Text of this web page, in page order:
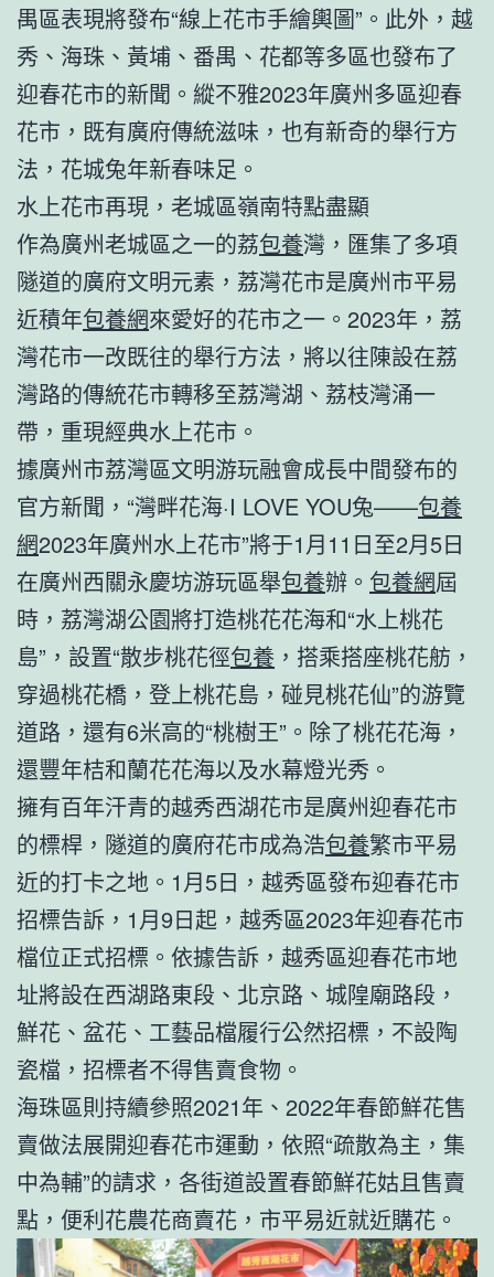
禺區表現將發布“線上花市手繪輿圖”。此外，越
秀、海珠、黃埔、番禺、花都等多區也發布了
迎春花市的新聞。縱不雅2023年廣州多區迎春
花市，既有廣府傳統滋味，也有新奇的舉行方
法，花城兔年新春味足。
水上花市再現，老城區嶺南特點盡顯
作為廣州老城區之一的荔包養灣，匯集了多項
隧道的廣府文明元素，荔灣花市是廣州市平易
近積年包養網來愛好的花市之一。2023年，荔
灣花市一改既往的舉行方法，將以往陳設在荔
灣路的傳統花市轉移至荔灣湖、荔枝灣涌一
帶，重現經典水上花市。
據廣州市荔灣區文明游玩融會成長中間發布的
官方新聞，“灣畔花海·I LOVE YOU兔——包養
網2023年廣州水上花市”將于1月11日至2月5日
在廣州西關永慶坊游玩區舉包養辦。 包養網屆
時，荔灣湖公園將打造桃花花海和“水上桃花
島”，設置“散步桃花徑包養 ，搭乘搭座桃花舫，
穿過桃花橋，登上桃花島，碰見桃花仙”的游覽
道路，還有6米高的“桃樹王”。除了桃花花海，
還豐年桔和蘭花花海以及水幕燈光秀。
擁有百年汗青的越秀西湖花市是廣州迎春花市
的標桿，隧道的廣府花市成為浩包養繁市平易
近的打卡之地。1月5日，越秀區發布迎春花市
招標告訴，1月9日起，越秀區2023年迎春花市
檔位正式招標。依據告訴，越秀區迎春花市地
址將設在西湖路東段、北京路、城隍廟路段，
鮮花、盆花、工藝品檔履行公然招標，不設陶
瓷檔，招標者不得售賣食物。
海珠區則持續參照2021年、2022年春節鮮花售
賣做法展開迎春花市運動，依照“疏散為主，集
中為輔”的請求，各街道設置春節鮮花姑且售賣
點，便利花農花商賣花，市平易近就近購花。